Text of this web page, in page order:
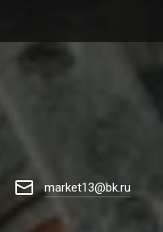
market13@bk.ru